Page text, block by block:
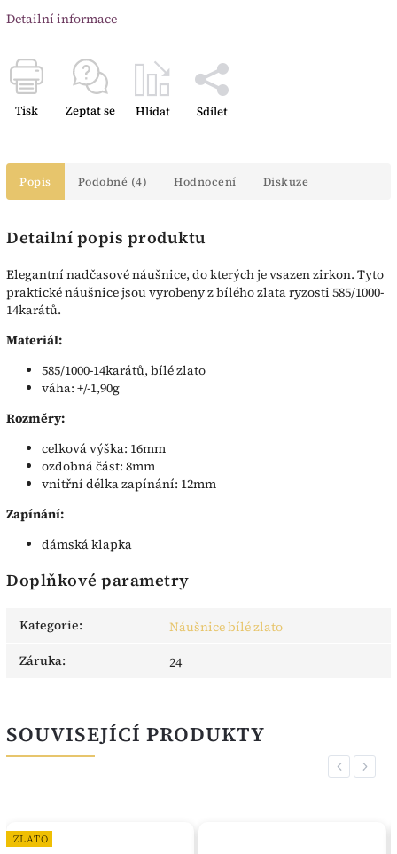
Detailní informace
Tisk Zeptat se Hlídat Sdílet
Popis Podobné (4) Hodnocení Diskuze
Detailní popis produktu
Elegantní nadčasové náušnice, do kterých je vsazen zirkon. Tyto
praktické náušnice jsou vyrobeny z bílého zlata ryzosti 585/1000-
14karátů.
Materiál:
585/1000-14karátů, bílé zlato
váha: +/-1,90g
Rozměry:
celková výška: 16mm
ozdobná část: 8mm
vnitřní délka zapínání: 12mm
Zapínání:
dámská klapka
Doplňkové parametry
Kategorie:
Náušnice bílé zlato
Záruka: 24
SOUVISEJÍCÍ PRODUKTY
Previous
ZLATO
Next